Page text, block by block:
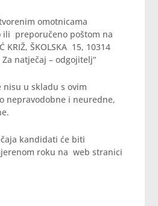
omotnicama
ili preporučeno poštom na
KRIŽ, ŠKOLSKA 15, 10314
Za natječaj – odgojitelj“
u skladu s ovim
nepravodobne i neuredne,
kandidati će biti
roku na web stranici